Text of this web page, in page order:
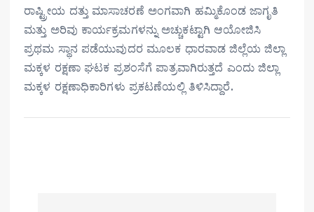
ರಾಷ್ಟ್ರೀಯ ದತ್ತು ಮಾಸಾಚರಣೆ ಅಂಗವಾಗಿ ಹಮ್ಮಿಕೊಂಡ ಜಾಗೃತಿ
ಮತ್ತು ಅರಿವು ಕಾರ್ಯಕ್ರಮಗಳನ್ನು ಅಚ್ಚುಕಟ್ಟಾಗಿ ಆಯೋಜಿಸಿ
ಪ್ರಥಮ ಸ್ಥಾನ ಪಡೆಯುವುದರ ಮೂಲಕ ಧಾರವಾಡ ಜಿಲ್ಲೆಯ ಜಿಲ್ಲಾ
ಮಕ್ಕಳ ರಕ್ಷಣಾ ಘಟಕ ಪ್ರಶಂಸೆಗೆ ಪಾತ್ರವಾಗಿರುತ್ತದೆ ಎಂದು ಜಿಲ್ಲಾ
ಮಕ್ಕಳ ರಕ್ಷಣಾಧಿಕಾರಿಗಳು ಪ್ರಕಟಣೆಯಲ್ಲಿ ತಿಳಿಸಿದ್ದಾರೆ.